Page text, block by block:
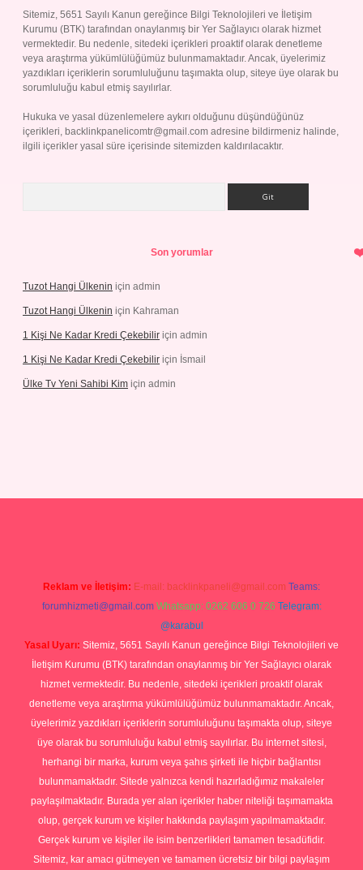
Sitemiz, 5651 Sayılı Kanun gereğince Bilgi Teknolojileri ve İletişim
Kurumu (BTK) tarafından onaylanmış bir Yer Sağlayıcı olarak hizmet
vermektedir. Bu nedenle, sitedeki içerikleri proaktif olarak denetleme
veya araştırma yükümlülüğümüz bulunmamaktadır. Ancak, üyelerimiz
yazdıkları içeriklerin sorumluluğunu taşımakta olup, siteye üye olarak bu
sorumluluğu kabul etmiş sayılırlar.
Hukuka ve yasal düzenlemelere aykırı olduğunu düşündüğünüz
içerikleri, backlinkpanelicomtr@gmail.com adresine bildirmeniz halinde,
ilgili içerikler yasal süre içerisinde sitemizden kaldırılacaktır.
Son yorumlar
Tuzot Hangi Ülkenin için admin
Tuzot Hangi Ülkenin için Kahraman
1 Kişi Ne Kadar Kredi Çekebilir için admin
1 Kişi Ne Kadar Kredi Çekebilir için İsmail
Ülke Tv Yeni Sahibi Kim için admin
Reklam ve İletişim: E-mail: backlinkpaneli@gmail.com Teams:
forumhizmeti@gmail.com Whatsapp: 0262 606 0 726 Telegram:
@karabul
Yasal Uyarı: Sitemiz, 5651 Sayılı Kanun gereğince Bilgi Teknolojileri ve
İletişim Kurumu (BTK) tarafından onaylanmış bir Yer Sağlayıcı olarak
hizmet vermektedir. Bu nedenle, sitedeki içerikleri proaktif olarak
denetleme veya araştırma yükümlülüğümüz bulunmamaktadır. Ancak,
üyelerimiz yazdıkları içeriklerin sorumluluğunu taşımakta olup, siteye
üye olarak bu sorumluluğu kabul etmiş sayılırlar. Bu internet sitesi,
herhangi bir marka, kurum veya şahıs şirketi ile hiçbir bağlantısı
bulunmamaktadır. Sitede yalnızca kendi hazırladığımız makaleler
paylaşılmaktadır. Burada yer alan içerikler haber niteliği taşımamakta
olup, gerçek kurum ve kişiler hakkında paylaşım yapılmamaktadır.
Gerçek kurum ve kişiler ile isim benzerlikleri tamamen tesadüfidir.
Sitemiz, kar amacı gütmeyen ve tamamen ücretsiz bir bilgi paylaşım